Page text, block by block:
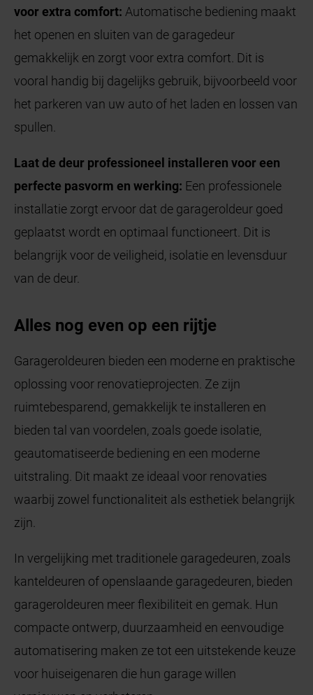
voor extra comfort: Automatische bediening maakt
het openen en sluiten van de garagedeur
gemakkelijk en zorgt voor extra comfort. Dit is
vooral handig bij dagelijks gebruik, bijvoorbeeld voor
het parkeren van uw auto of het laden en lossen van
spullen.
Laat de deur professioneel installeren voor een
perfecte pasvorm en werking: Een professionele
installatie zorgt ervoor dat de garageroldeur goed
geplaatst wordt en optimaal functioneert. Dit is
belangrijk voor de veiligheid, isolatie en levensduur
van de deur.
Alles nog even op een rijtje
Garageroldeuren bieden een moderne en praktische
oplossing voor renovatieprojecten. Ze zijn
ruimtebesparend, gemakkelijk te installeren en
bieden tal van voordelen, zoals goede isolatie,
geautomatiseerde bediening en een moderne
uitstraling. Dit maakt ze ideaal voor renovaties
waarbij zowel functionaliteit als esthetiek belangrijk
zijn.
In vergelijking met traditionele garagedeuren, zoals
kanteldeuren of openslaande garagedeuren, bieden
garageroldeuren meer flexibiliteit en gemak. Hun
compacte ontwerp, duurzaamheid en eenvoudige
automatisering maken ze tot een uitstekende keuze
voor huiseigenaren die hun garage willen